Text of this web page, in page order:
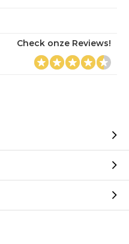
Check onze Reviews!